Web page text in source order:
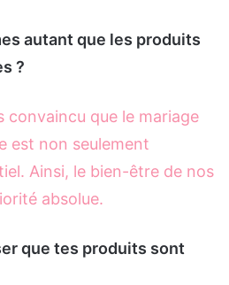
autant que les produits
?
convaincu que le mariage
est non seulement
Ainsi, le bien-être de nos
absolue.
que tes produits sont